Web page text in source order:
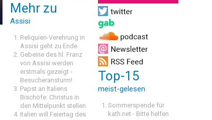
Mehr zu
Assisi
Reliquien-Verehrung in
Assisi geht zu Ende
Gebeine des hl. Franz
von Assisi werden
erstmals gezeigt -
Besucheransturm!
Papst an Italiens
Bischöfe: Christus in
den Mittelpunkt stellen
Italien will Feiertag des
Top-15
meist-gelesen
Sommerspende für
kath.net - Bitte helfen